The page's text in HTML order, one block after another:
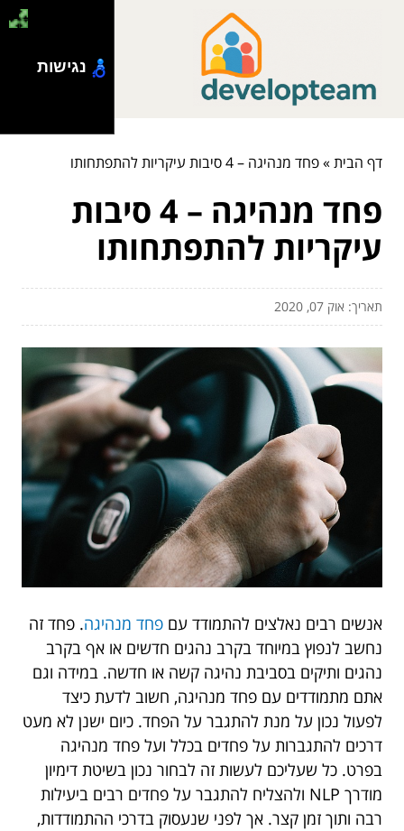
דף הבית»פחד מנהיגה – 4 סיבות עיקריות להתפתחותו
פחד מנהיגה – 4 סיבות
עיקריות להתפתחותו
תאריך: אוק 07, 2020
אנשים רבים נאלצים להתמודד עם פחד מנהיגה. פחד זה
נחשב לנפוץ במיוחד בקרב נהגים חדשים או אף בקרב
נהגים ותיקים בסביבת נהיגה קשה או חדשה. במידה וגם
אתם מתמודדים עם פחד מנהיגה, חשוב לדעת כיצד
לפעול נכון על מנת להתגבר על הפחד. כיום ישנן לא מעט
דרכים להתגברות על פחדים בכלל ועל פחד מנהיגה
בפרט. כל שעליכם לעשות זה לבחור נכון בשיטת דימיון
מודרך NLP ולהצליח להתגבר על פחדים רבים ביעילות
רבה ותוך זמן קצר. אך לפני שנעסוק בדרכי ההתמודדות,
נגישות